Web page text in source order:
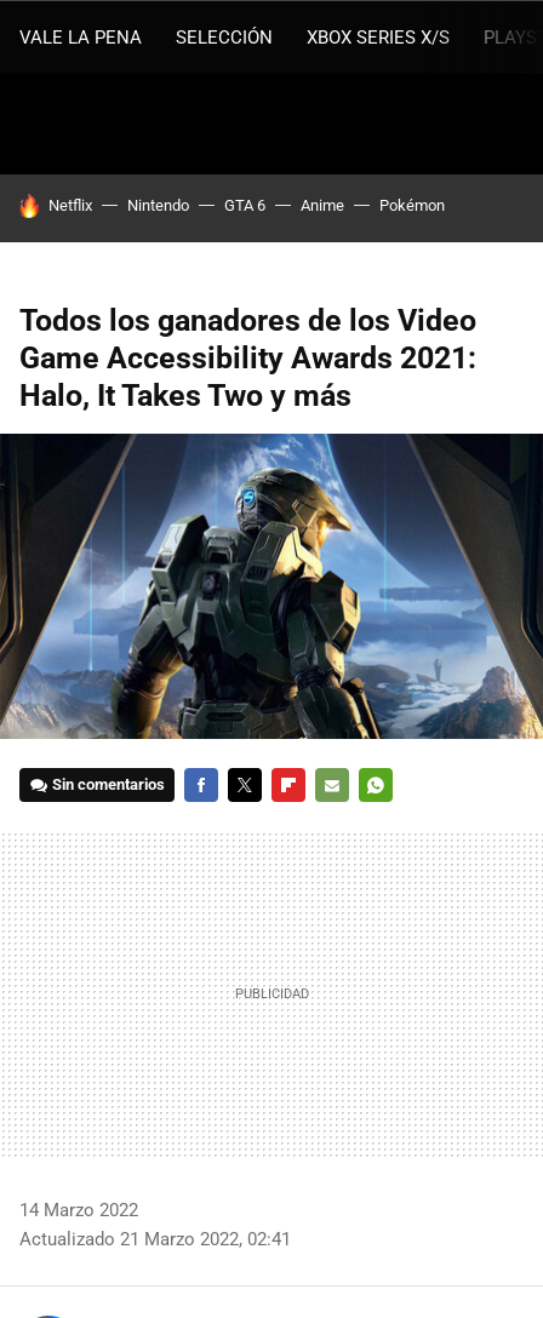
VALE LA PENA SELECCIÓN XBOX SERIES X/S
HOY SE HABLA DE
Netflix Nintendo GTA 6 Anime Pokémon
Todos los ganadores de los Video
Game Accessibility Awards 2021:
Halo, It Takes Two y más
Sin comentarios
MAIL
14 Marzo 2022
Actualizado 21 Marzo 2022, 02:41